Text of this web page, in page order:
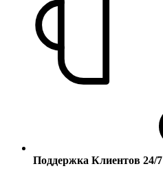
Поддержка Клиентов 24/7